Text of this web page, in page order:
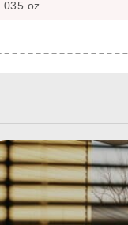
oz